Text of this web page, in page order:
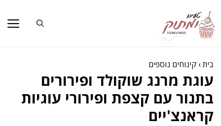
לתוכן
בית› קינוחים נוספים
עוגת מרנג שוקולד ופירורים
בתנור עם קצפת ופירורי עוגיות
קראנצ'יים